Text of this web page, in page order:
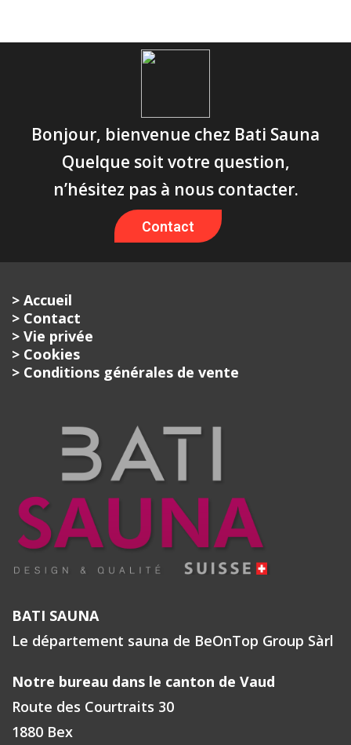
Bonjour, bienvenue chez Bati Sauna
Quelque soit votre question,
n’hésitez pas à nous contacter.
Contact
> Accueil
> Contact
> Vie privée
> Cookies
> Conditions générales de vente
BATI SAUNA
Le département sauna de BeOnTop Group Sàrl
Notre bureau dans le canton de Vaud
Route des Courtraits 30
1880 Bex